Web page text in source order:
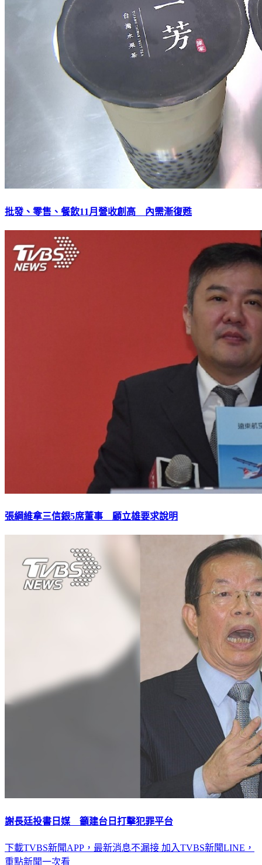
批發、零售、餐飲11月營收創高 內需漸復甦
張綱維拿三信銀5席董事 顧立雄要求說明
謝長廷投書日媒 籲建台日打擊犯罪平台
下載TVBS新聞APP，最新消息不漏接 加入TVBS新聞LINE，
重點新聞一次看